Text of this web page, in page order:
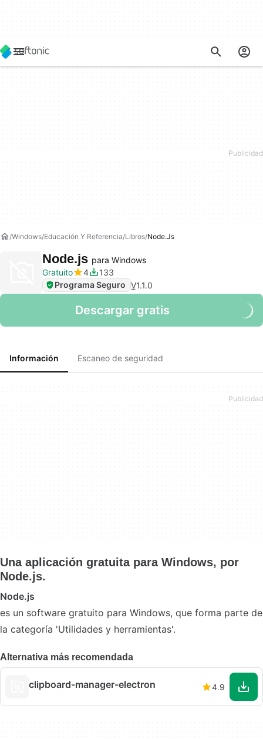
Windows Educación Y Referencia Libros Node.js
Node.js para Windows
Gratuito
4
133
Programa Seguro V1.1.0
Descargar gratis
Información Escaneo de seguridad
Una aplicación gratuita para Windows, por
Node.js.
Node.js
es un software gratuito para Windows, que forma parte de
la categoría 'Utilidades y herramientas'.
Alternativa más recomendada
clipboard-manager-electron 4.9